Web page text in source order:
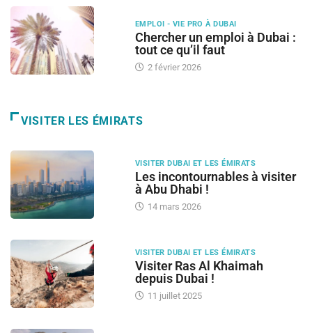
EMPLOI - VIE PRO À DUBAI
Chercher un emploi à Dubai :
tout ce qu’il faut
2 février 2026
VISITER LES ÉMIRATS
VISITER DUBAI ET LES ÉMIRATS
Les incontournables à visiter
à Abu Dhabi !
14 mars 2026
VISITER DUBAI ET LES ÉMIRATS
Visiter Ras Al Khaimah
depuis Dubai !
11 juillet 2025